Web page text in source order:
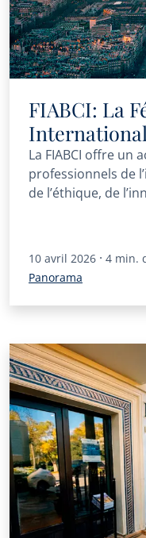
FIABCI: La
Immobilières
La FIABCI offre un
professionnels de
de l’éthique, de
10 avril 2026 · 4 min.
Panorama